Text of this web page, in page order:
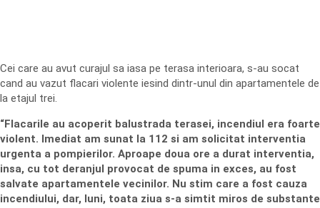
Cei care au avut curajul sa iasa pe terasa interioara, s-au socat
cand au vazut flacari violente iesind dintr-unul din apartamentele de
la etajul trei.
“Flacarile au acoperit balustrada terasei, incendiul era foarte
violent. Imediat am sunat la 112 si am solicitat interventia
urgenta a pompierilor. Aproape doua ore a durat interventia,
insa, cu tot deranjul provocat de spuma in exces, au fost
salvate apartamentele vecinilor. Nu stim care a fost cauza
incendiului, dar, luni, toata ziua s-a simtit miros de substante